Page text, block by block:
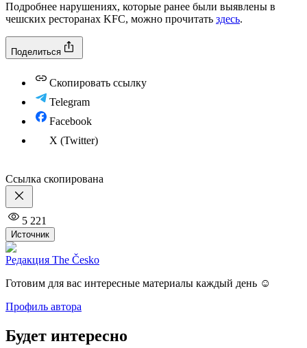
Подробнее нарушениях, которые ранее были выявлены в
чешских ресторанах KFC, можно прочитать здесь.
Поделиться
Скопировать ссылку
Telegram
Facebook
X (Twitter)
Ссылка скопирована
5 221
Источник
Редакция The Česko
Готовим для вас интересные материалы каждый день ☺️
Профиль автора
Будет интересно